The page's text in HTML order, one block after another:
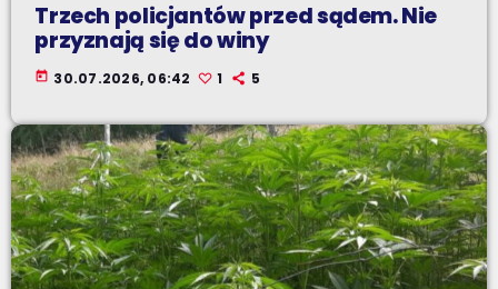
Trzech policjantów przed sądem. Nie
przyznają się do winy
today 30.07.2026, 06:42 1 5